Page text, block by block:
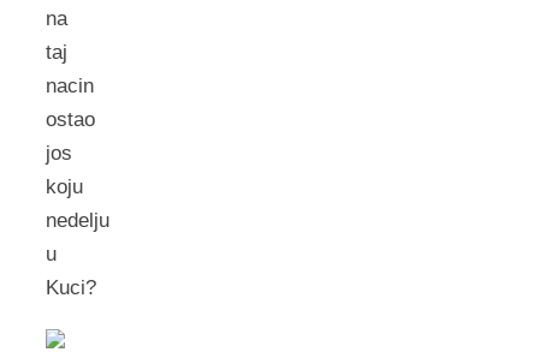
na
taj
nacin
ostao
jos
koju
nedelju
u
Kuci?